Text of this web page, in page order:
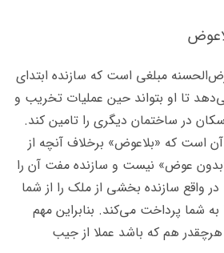
مبلغی است که سازنده ابتدای
تا او بتواند حین عملیات تخریب و
در ساختمان دیگری را تامین کند.
آن است که «بلاعوض» برخلاف آنچه از
عوض» نیست و سازنده مفت آن را
در واقع سازنده بخشی از ملک را از شما
شما پرداخت می‌کند. بنابراین مهم
هم که باشد عملا از جیب